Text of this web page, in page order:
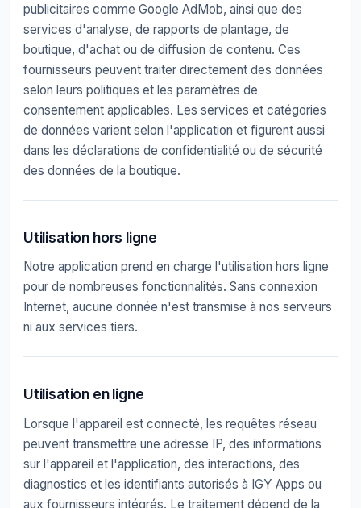
publicitaires comme Google AdMob, ainsi que des
services d'analyse, de rapports de plantage, de
boutique, d'achat ou de diffusion de contenu. Ces
fournisseurs peuvent traiter directement des données
selon leurs politiques et les paramètres de
consentement applicables. Les services et catégories
de données varient selon l'application et figurent aussi
dans les déclarations de confidentialité ou de sécurité
des données de la boutique.
Utilisation hors ligne
Notre application prend en charge l'utilisation hors ligne
pour de nombreuses fonctionnalités. Sans connexion
Internet, aucune donnée n'est transmise à nos serveurs
ni aux services tiers.
Utilisation en ligne
Lorsque l'appareil est connecté, les requêtes réseau
peuvent transmettre une adresse IP, des informations
sur l'appareil et l'application, des interactions, des
diagnostics et les identifiants autorisés à IGY Apps ou
aux fournisseurs intégrés. Le traitement dépend de la